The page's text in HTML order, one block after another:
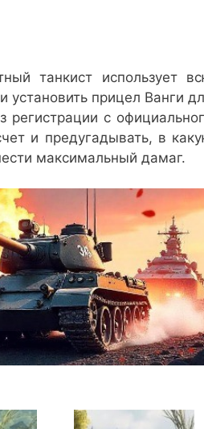
танкист использует
установить прицел Ванги
регистрации с
и предугадывать, в
максимальный дамаг.